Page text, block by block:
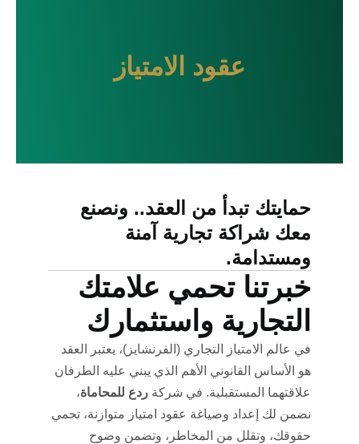
عقود الامتياز
حمايتك تبدأ من العقد.. ونصنع
معك شراكة تجارية آمنة
ومستدامة.
خبرتنا تحمي علامتك
التجارية واستثمارك
في عالم الامتياز التجاري (الفرنشايز)، يعتبر العقد
هو الأساس القانوني الأهم الذي يبني عليه الطرفان
علاقتهما المستقبلية. في شركة ردع للمحاماة،
نضمن لك إعداد وصياغة عقود امتياز متوازنة، تحمي
حقوقك، وتقلل من المخاطر، وتضمن وضوح